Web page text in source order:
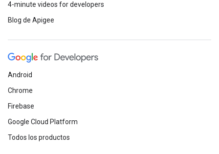
4-minute videos for developers
Blog de Apigee
Android
Chrome
Firebase
Google Cloud Platform
Todos los productos